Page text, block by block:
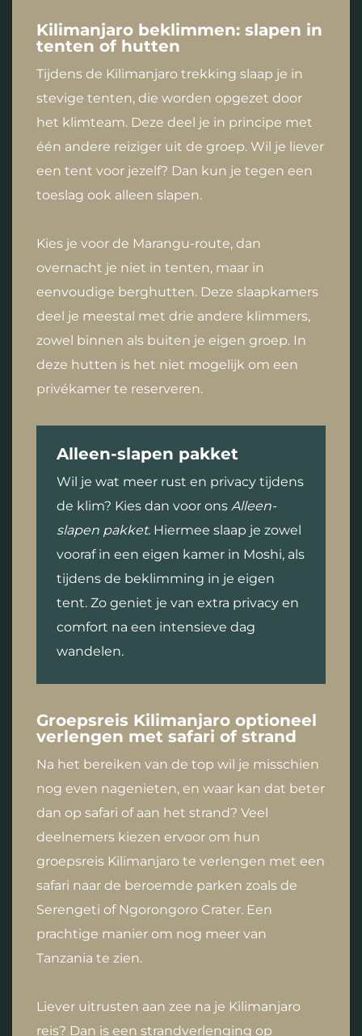
Kilimanjaro beklimmen: slapen in
tenten of hutten
Tijdens de Kilimanjaro trekking slaap je in
stevige tenten, die worden opgezet door
het klimteam. Deze deel je in principe met
één andere reiziger uit de groep. Wil je liever
een tent voor jezelf? Dan kun je tegen een
toeslag ook alleen slapen.
Kies je voor de Marangu-route, dan
overnacht je niet in tenten, maar in
eenvoudige berghutten. Deze slaapkamers
deel je meestal met drie andere klimmers,
zowel binnen als buiten je eigen groep. In
deze hutten is het niet mogelijk om een
privékamer te reserveren.
Alleen-slapen pakket
Wil je wat meer rust en privacy tijdens
de klim? Kies dan voor ons Alleen-
slapen pakket. Hiermee slaap je zowel
vooraf in een eigen kamer in Moshi, als
tijdens de beklimming in je eigen
tent. Zo geniet je van extra privacy en
comfort na een intensieve dag
wandelen.
Groepsreis Kilimanjaro optioneel
verlengen met safari of strand
Na het bereiken van de top wil je misschien
nog even nagenieten, en waar kan dat beter
dan op safari of aan het strand? Veel
deelnemers kiezen ervoor om hun
groepsreis Kilimanjaro te verlengen met een
safari naar de beroemde parken zoals de
Serengeti of Ngorongoro Crater. Een
prachtige manier om nog meer van
Tanzania te zien.
Liever uitrusten aan zee na je Kilimanjaro
reis? Dan is een strandverlenging op